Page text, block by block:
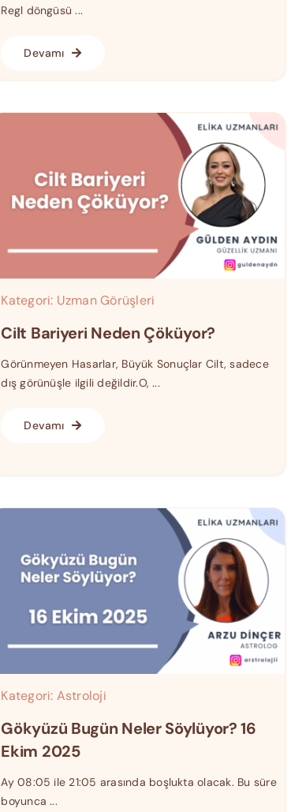
Regl döngüsü ...
Devamı
Kategori: Uzman Görüşleri
Cilt Bariyeri Neden Çöküyor?
Görünmeyen Hasarlar, Büyük Sonuçlar Cilt, sadece
dış görünüşle ilgili değildir.O, ...
Devamı
Kategori: Astroloji
Gökyüzü Bugün Neler Söylüyor? 16
Ekim 2025
Ay 08:05 ile 21:05 arasında boşlukta olacak. Bu süre
boyunca ...